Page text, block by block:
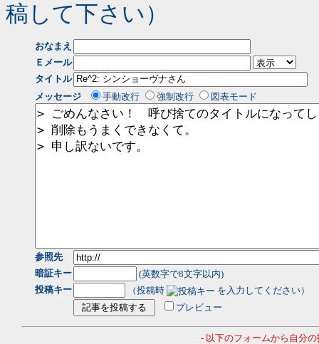
稿して下さい）
おなまえ
Ｅメール
タイトル
メッセージ
手動改行 強制改行 図表モード
参照先
暗証キー
(英数字で8文字以内)
投稿キー
（投稿時
を入力してください）
プレビュー
- 以下のフォームから自分